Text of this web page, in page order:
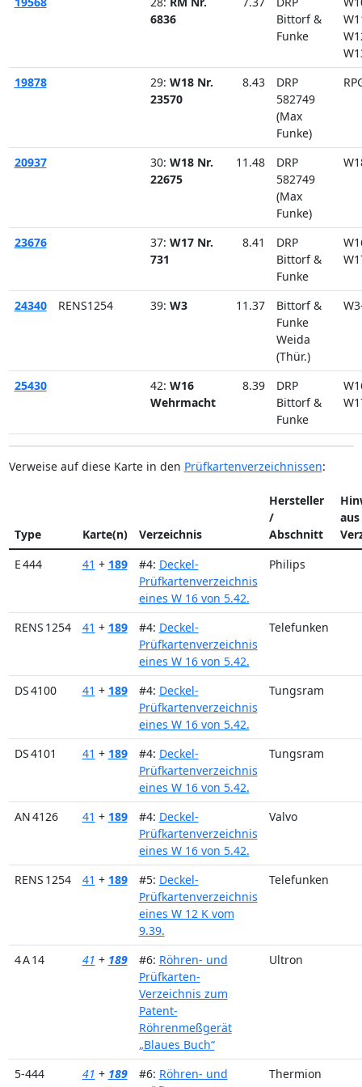
6836
Bittorf &
Funke
19878
29: W18 Nr.
23570
8.43
DRP
582749
(Max
Funke)
20937 30: W18 Nr.
22675
11.48
DRP
582749
(Max
Funke)
23676 37: W17 Nr.
731
8.41
DRP
Bittorf &
Funke
24340 RENS1254 39: W3 11.37
Bittorf &
Funke
Weida
(Thür.)
25430 42: W16
Wehrmacht
8.39
DRP
Bittorf &
Funke
Verweise auf diese Karte in den Prüfkartenverzeichnissen:
Type Karte(n) Verzeichnis
Hersteller
/
Abschnitt
aus
E 444
41 + 189 #4: Deckel-
Prüfkartenverzeichnis
eines W 16 von 5.42.
Philips
RENS 1254 41 + 189 #4: Deckel-
Prüfkartenverzeichnis
eines W 16 von 5.42.
Telefunken
DS 4100 41 + 189 #4: Deckel-
Prüfkartenverzeichnis
eines W 16 von 5.42.
Tungsram
DS 4101 41 + 189 #4: Deckel-
Prüfkartenverzeichnis
eines W 16 von 5.42.
Tungsram
AN 4126 41 + 189 #4: Deckel-
Prüfkartenverzeichnis
eines W 16 von 5.42.
Valvo
RENS 1254 41 + 189 #5: Deckel-
Prüfkartenverzeichnis
eines W 12 K vom
9.39.
Telefunken
4 A 14 41 + 189 #6: Röhren- und
Prüfkarten-
Verzeichnis zum
Patent-
Röhrenmeßgerät
„Blaues Buch“
Ultron
5-444 41 + 189 #6: Röhren- und
Thermion